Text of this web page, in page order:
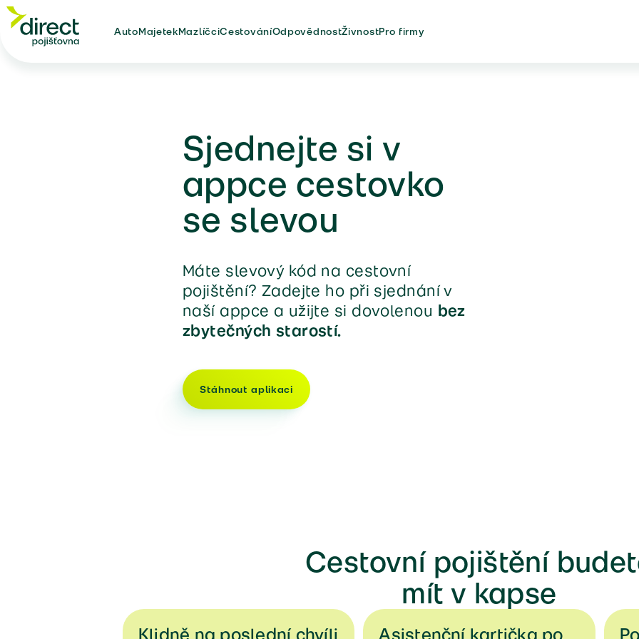
AutoMajetekMazlíčciCestováníOdpovědnostŽivnostPro firmy
Sjednejte si v
appce cestovko
se slevou
Máte slevový kód na cestovní
pojištění? Zadejte ho při sjednání v
naší appce a užijte si dovolenou bez
zbytečných starostí.
Stáhnout aplikaci
Cestovní pojištění
mít v kapse